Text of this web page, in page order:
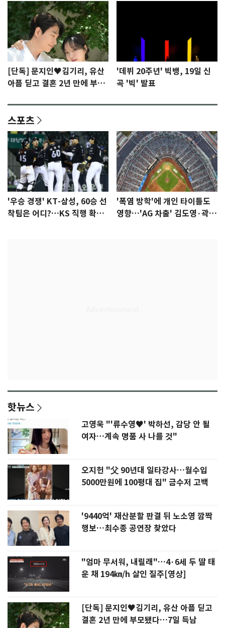
[단독] 문지인♥김기리, 유산
아픔 딛고 결혼 2년 만에 부모
'데뷔 20주년' 빅뱅, 19일 신
곡 '빅' 발표
스포츠
'우승 경쟁' KT-삼성, 60승 선
착팀은 어디?…KS 직행 확률
'폭염 방학'에 개인 타이틀도
영향…'AG 차출' 김도영·곽빈
핫뉴스
고영욱 "'류수영♥' 박하선, 감당 안 될
여자…계속 명품 사 나를 것"
오지헌 "父 90년대 일타강사…월수입
5000만원에 100평대 집" 금수저 고백
'9440억' 재산분할 판결 뒤 노소영 깜짝
행보…최수종 공연장 찾았다
"엄마 무서워, 내릴래"…4·6세 두 딸 태
운 채 194㎞/h 살인 질주[영상]
[단독] 문지인♥김기리, 유산 아픔 딛고
결혼 2년 만에 부모됐다…7일 득남